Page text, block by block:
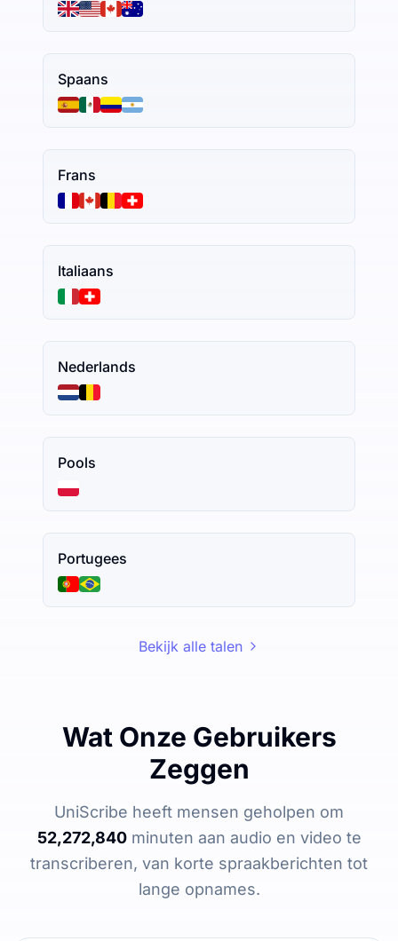
Spaans
Frans
Italiaans
Nederlands
Pools
Portugees
Bekijk alle talen
Wat Onze Gebruikers
Zeggen
UniScribe heeft mensen geholpen om
52,272,840minuten aan audio en video te
transcriberen, van korte spraakberichten tot
lange opnames.